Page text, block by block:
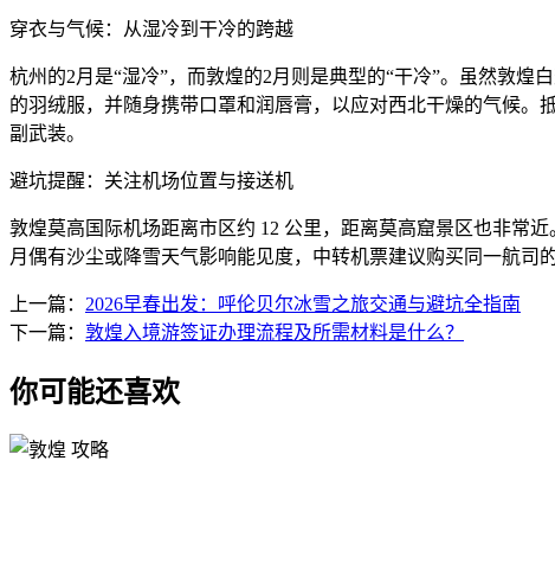
穿衣与气候：从湿冷到干冷的跨越
杭州的2月是“湿冷”，而敦煌的2月则是典型的“干冷”。虽然敦
的羽绒服，并随身携带口罩和润唇膏，以应对西北干燥的气候
副武装。
避坑提醒：关注机场位置与接送机
敦煌莫高国际机场距离市区约 12 公里，距离莫高窟景区也非常
月偶有沙尘或降雪天气影响能见度，中转机票建议购买同一航司
上一篇： 2026早春出发：呼伦贝尔冰雪之旅交通与避坑全指南
下一篇： 敦煌入境游签证办理流程及所需材料是什么？
你可能还喜欢